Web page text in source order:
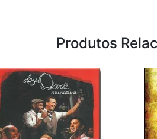
Produtos